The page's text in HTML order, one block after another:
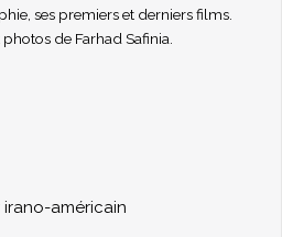
ses premiers et derniers films.
de Farhad Safinia.
américain